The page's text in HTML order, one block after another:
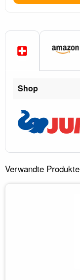
Shop
Verwandte Produkte